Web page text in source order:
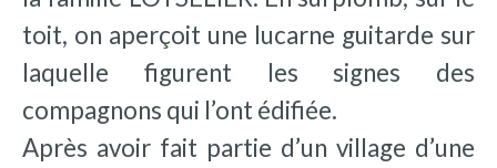
toit, on aperçoit une lucarne guitarde sur
laquelle figurent les signes des
compagnons qui l’ont édifiée.
Après avoir fait partie d’un village d’une